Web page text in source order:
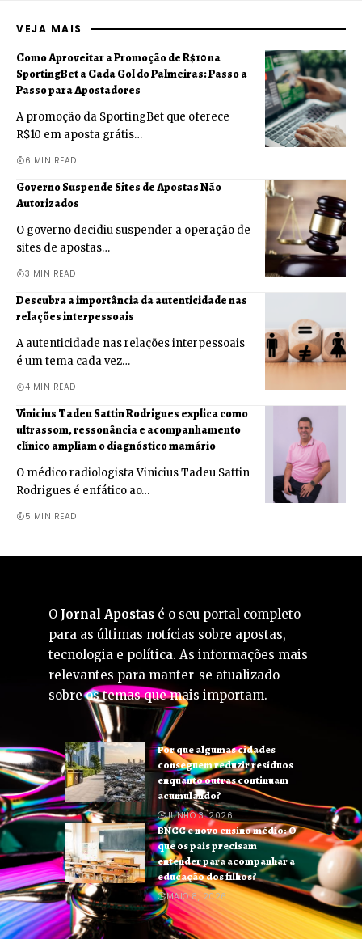
VEJA MAIS
Como Aproveitar a Promoção de R$10 na
SportingBet a Cada Gol do Palmeiras: Passo a
Passo para Apostadores
A promoção da SportingBet que oferece
R$10 em aposta grátis…
6 MIN READ
Governo Suspende Sites de Apostas Não
Autorizados
O governo decidiu suspender a operação de
sites de apostas…
3 MIN READ
Descubra a importância da autenticidade nas
relações interpessoais
A autenticidade nas relações interpessoais
é um tema cada vez…
4 MIN READ
Vinicius Tadeu Sattin Rodrigues explica como
ultrassom, ressonância e acompanhamento
clínico ampliam o diagnóstico mamário
O médico radiologista Vinicius Tadeu Sattin
Rodrigues é enfático ao…
5 MIN READ
O Jornal Apostas é o seu portal completo
para as últimas notícias sobre apostas,
tecnologia e política. As informações mais
relevantes para manter-se atualizado
sobre os temas que mais importam.
Por que algumas cidades
conseguem reduzir resíduos
enquanto outras continuam
acumulando?
JUNHO 3, 2026
BNCC e novo ensino médio: O
que os pais precisam
entender para acompanhar a
educação dos filhos?
MAIO 8, 2026